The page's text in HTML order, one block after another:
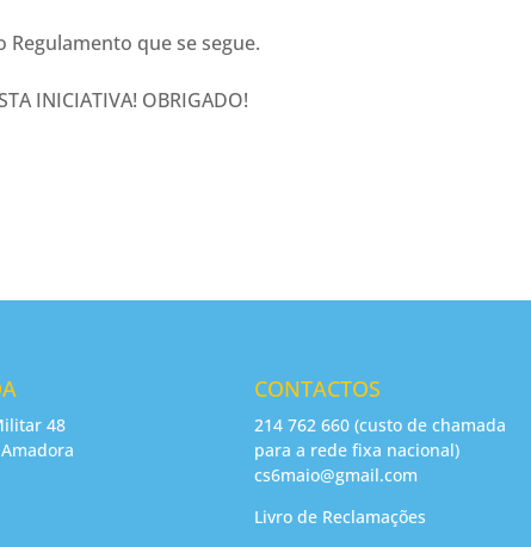
que se segue.
INICIATIVA! OBRIGADO!
48
CONTACTOS
214 762 660 (custo de chamada
para a rede fixa nacional)
cs6maio@gmail.com
Livro de Reclamações